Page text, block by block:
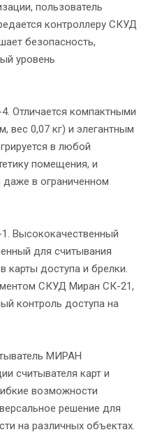
пользователь
контроллеру СКУД
безопасность,
уровень
Отличается компактными
вес 0,07 кг) и элегантным
в любой
помещения, и
даже в ограниченном
Высококачественный
для считывания
карты доступа и брелки.
СКУД Миран СК-21,
контроль доступа на
МИРАН
считывателя карт и
возможности
решение для
на различных объектах.